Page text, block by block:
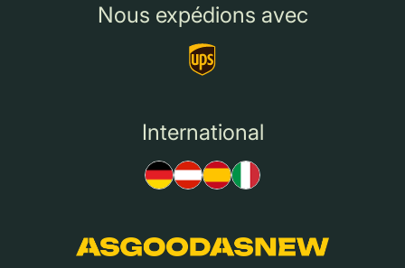
Nous expédions avec
International